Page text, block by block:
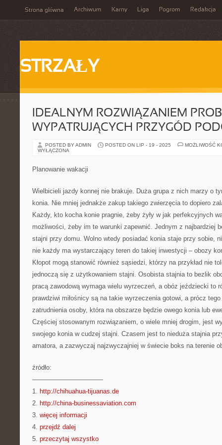
Strona główna Archiwum Karny Liga Pogrom Redakcja
STRZAŁY
IDEALNYM ROZWIĄZANIEM
WYPATRUJĄCYCH PRZYGÓD
POSTED BY ADMIN POSTED ON LIP - 19 - 2025
MOŻLIWOŚĆ
WYŁĄCZONA
Planowanie wakacji
Wielbicieli jazdy konnej nie brakuje. Duża grupa z nich marzy o
konia. Nie mniej jednakże zakup takiego zwierzęcia to dopiero
Każdy, kto kocha konie pragnie, żeby żyły w jak perfekcyjnych
możliwości, żeby im te warunki zapewnić. Jednym z najbardziej
stajni przy domu. Wolno wtedy posiadać konia staje przy sobie,
nie każdy ma wystarczający teren do takiej inwestycji – obozy
Kłopot mogą stanowić również sąsiedzi, którzy na przykład nie
jednoczą się z użytkowaniem stajni. Osobista stajnia to bezlik
pracą zawodową wymaga wielu wyrzeczeń, a obóz jeździecki to
prawdziwi miłośnicy są na takie wyrzeczenia gotowi, a prócz
zatrudnienia osoby, która na obszarze będzie owego konia lub
Częściej stosowanym rozwiązaniem, o wiele mniej drogim, jest
swojego konia w cudzej stajni. Czasem jest to nieduża stajnia
amatora, a zazwyczaj najzwyczajniej w świecie boks na terenie
źródło:
———————————
1. http://chihuahua-tijuanas.de
2. http://china-businessaviation.com
3. więcej informacji
4. przejdź dalej
5. przeczytaj wszystko